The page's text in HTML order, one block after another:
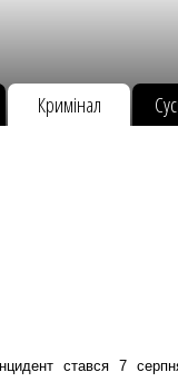
Кримінал
стався 7